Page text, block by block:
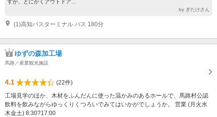
すが、とにかくアウトドア...
by ぎたけさん
(1)高知バスターミナル バス 180分
ゆずの森加工場
馬路／産業観光施設
4.1
(22件)
工場見学のほか、木材をふんだんに使った温かみのあるホールで、馬路村公認
飲料を飲みながらゆっくりくつろいでみてはいかがでしょうか。 営業 (月火水
木金土) 8:30?17:00